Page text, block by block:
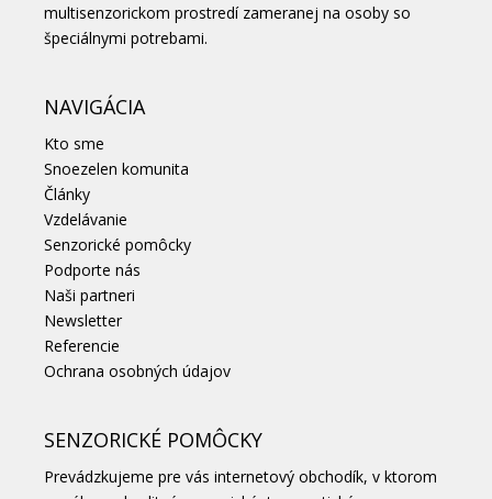
multisenzorickom prostredí zameranej na osoby so
špeciálnymi potrebami.
NAVIGÁCIA
Kto sme
Snoezelen komunita
Články
Vzdelávanie
Senzorické pomôcky
Podporte nás
Naši partneri
Newsletter
Referencie
Ochrana osobných údajov
SENZORICKÉ POMÔCKY
Prevádzkujeme pre vás internetový obchodík, v ktorom